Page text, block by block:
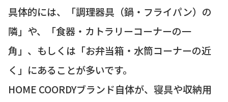
具体的には、「調理器具（鍋・フライパン）の
隣」や、「食器・カトラリーコーナーの一
角」、もしくは「お弁当箱・水筒コーナーの近
く」にあることが多いです。
HOME COORDYブランド自体が、寝具や収納用